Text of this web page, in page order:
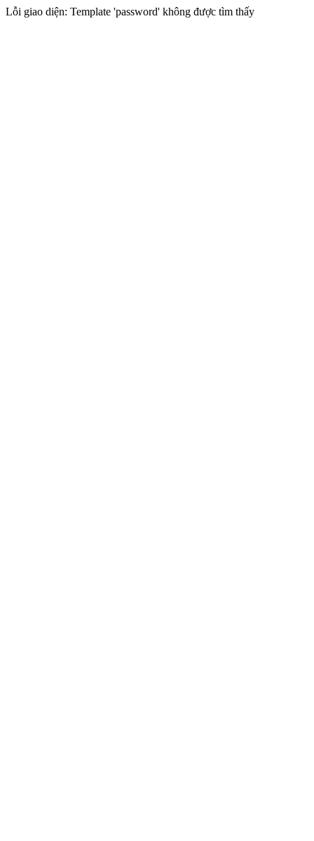
Lỗi giao diện: Template 'password' không được tìm thấy